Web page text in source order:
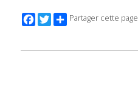
Facebook
TwitterPartager cette page